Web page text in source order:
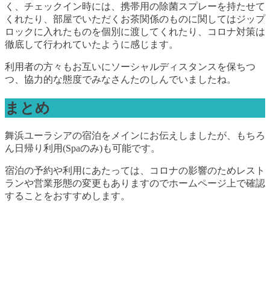
く、チェックイン時には、携帯用の除菌スプレーを持たせて
くれたり、部屋でいただくお茶関係のものに関してはジップ
ロックに入れたものを個別に渡してくれたり、コロナ対策は
徹底して行われていたように感じます。
利用者の方々もお互いにソーシャルディスタンスを保ちつ
つ、協力的な態度でみなさんたのしんでいましたね。
まとめ
舞浜ユーラシアの宿泊をメインにお伝えしましたが、もちろ
ん日帰り利用(Spaのみ)も可能です。
宿泊の予約や利用にあたっては、コロナの影響のためレスト
ランや営業形態の変更もありますのでホームページ上で確認
することをおすすめします。